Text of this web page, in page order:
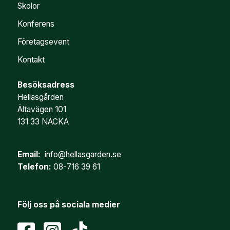
Skolor
Konferens
Företagsevent
Kontakt
Besöksadress
Hellasgården
Ältavägen 101
131 33 NACKA
Email: info@hellasgarden.se
Telefon: 08-716 39 61
Följ oss på sociala medier